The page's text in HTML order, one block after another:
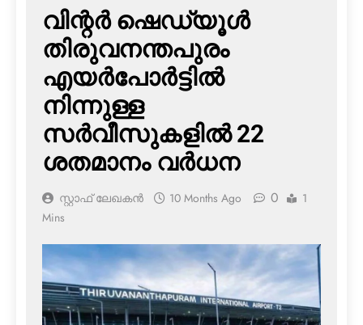
വിന്റര്‍ ഷെഡ്യൂള്‍
തിരുവനന്തപുരം
എയര്‍പോര്‍ട്ടില്‍
നിന്നുള്ള
സര്‍വീസുകളില്‍ 22
ശതമാനം വര്‍ധന
സ്റ്റാഫ് ലേഖകൻ 10 Months Ago 0
1
Mins